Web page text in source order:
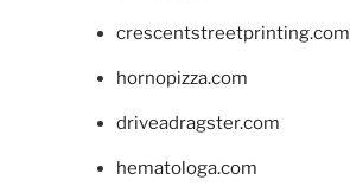
crescentstreetprinting.com
hornopizza.com
driveadragster.com
hematologa.com